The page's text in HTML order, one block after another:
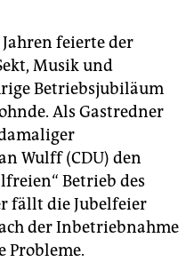
feierte der
Musik und
Betriebsjubiläum
Als Gastredner
Wulff (CDU) den
Betrieb des
fällt die Jubelfeier
der Inbetriebnahme
Probleme.